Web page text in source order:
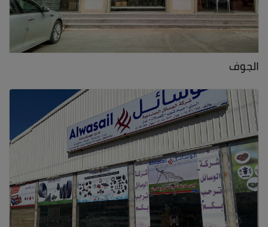
الجوف